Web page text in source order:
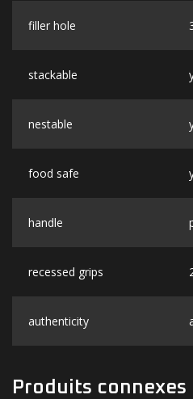
filler hole
stackable
nestable
food safe
handle
recessed grips
authenticity
Produits connexes